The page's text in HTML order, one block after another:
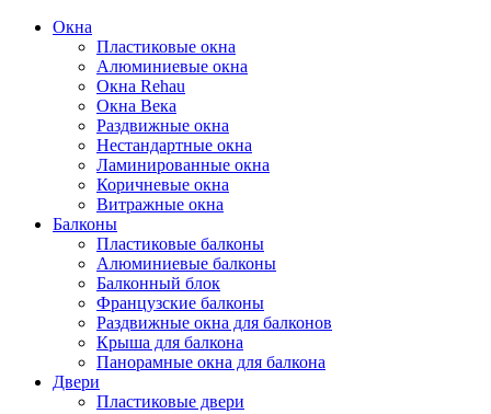
Окна
Пластиковые окна
Алюминиевые окна
Окна Rehau
Окна Века
Раздвижные окна
Нестандартные окна
Ламинированные окна
Коричневые окна
Витражные окна
Балконы
Пластиковые балконы
Алюминиевые балконы
Балконный блок
Французские балконы
Раздвижные окна для балконов
Крыша для балкона
Панорамные окна для балкона
Двери
Пластиковые двери